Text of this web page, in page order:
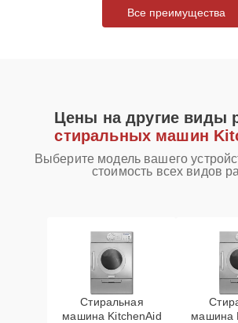
Все преимущества
Цены на другие виды
стиральных машин
Выберите модель вашего
стоимость всех видов
Стиральная
машина KitchenAid
машина